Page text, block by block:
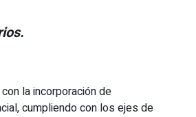
la incorporación de
cumpliendo con los ejes de